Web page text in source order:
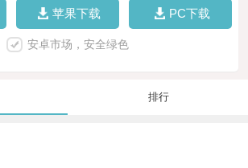
苹果下载 PC下载
安卓市场，安全绿色
排行